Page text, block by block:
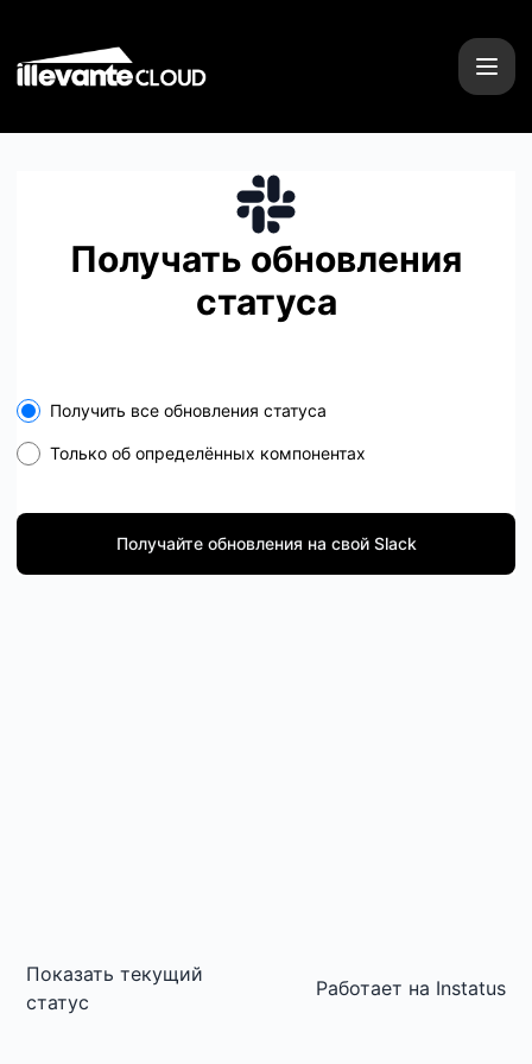
Получать обновления
статуса
Select the components you want to receive updates for
Получить все обновления статуса
Только об определённых компонентах
Получайте обновления на свой Slack
Показать текущий
статус
Работает на Instatus